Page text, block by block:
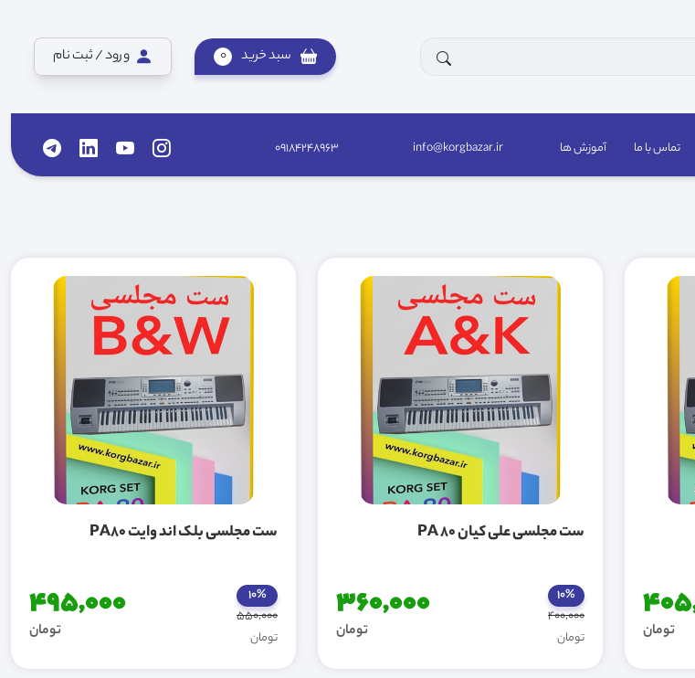
سبد خرید 0 ورود / ثبت نام
تماس با ما آموزش ها info@korgbazar.ir
09184248963
تومان
ست مجلسی علی کیان PA 80
10%
400,000
تومان
360,000
تومان
ست مجلسی بلک اند وایت PA80
10%
550,000
تومان
495,000
تومان